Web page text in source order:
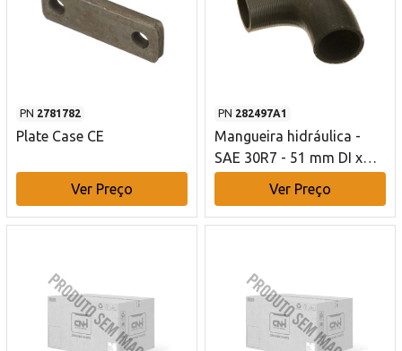
PN 2781782
Plate Case CE
Ver Preço
PN 282497A1
Mangueira hidráulica -
SAE 30R7 - 51 mm DI x
102 mm C Case CE
Ver Preço